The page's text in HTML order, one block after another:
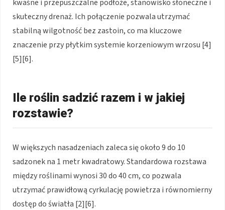
kwaśne i przepuszczalne podłoże, stanowisko słoneczne i
skuteczny drenaż. Ich połączenie pozwala utrzymać
stabilną wilgotność bez zastoin, co ma kluczowe
znaczenie przy płytkim systemie korzeniowym wrzosu [4]
[5][6].
Ile roślin sadzić razem i w jakiej
rozstawie?
W większych nasadzeniach zaleca się około 9 do 10
sadzonek na 1 metr kwadratowy. Standardowa rozstawa
między roślinami wynosi 30 do 40 cm, co pozwala
utrzymać prawidłową cyrkulację powietrza i równomierny
dostęp do światła [2][6].